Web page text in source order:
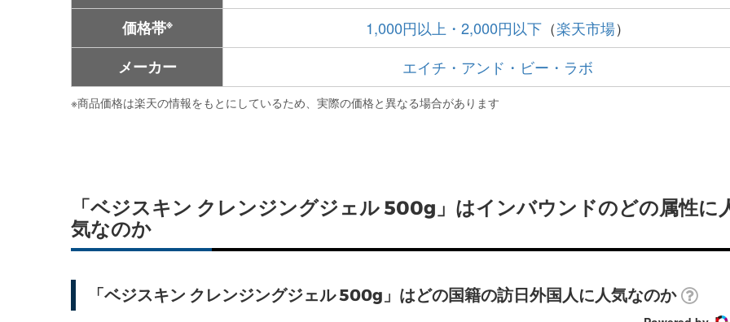
価格帯※ 1,000円以上・2,000円以下 （楽天市場）
メーカー
エイチ・アンド・ビー・ラボ
※商品価格は楽天の情報をもとにしているため、実際の価格と異なる場合があります
「ベジスキン クレンジングジェル 500g」はインバウンドのどの属性に
気なのか
「ベジスキン クレンジングジェル 500g」はどの国籍の訪日外国人に人気なのか